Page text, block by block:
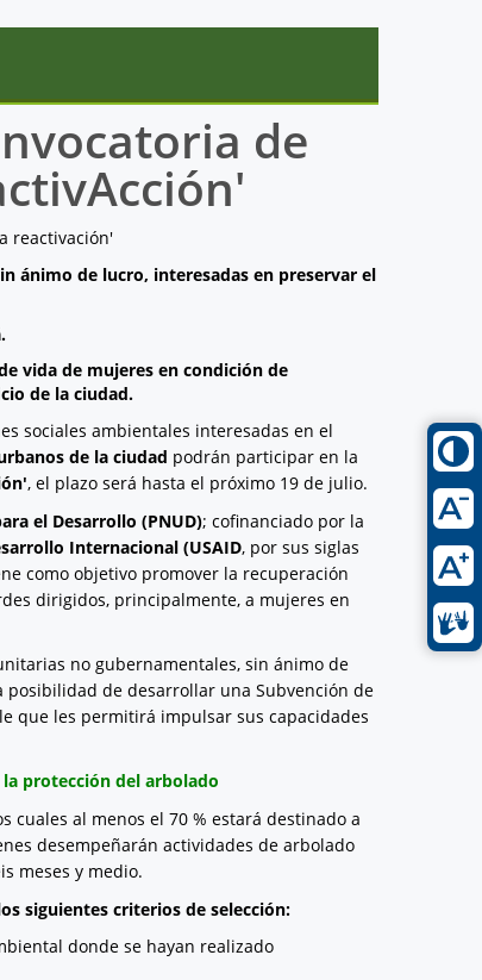
de
ánimo de lucro, interesadas en preservar el
vida de mujeres en condición de
de la ciudad.
sociales ambientales interesadas en el
de la ciudad podrán participar en la
, el plazo será hasta el próximo 19 de julio.
el Desarrollo (PNUD); cofinanciado por la
Internacional (USAID, por sus siglas
como objetivo promover la recuperación
dirigidos, principalmente, a mujeres en
no gubernamentales, sin ánimo de
posibilidad de desarrollar una Subvención de
que les permitirá impulsar sus capacidades
protección del arbolado
cuales al menos el 70 % estará destinado a
desempeñarán actividades de arbolado
meses y medio.
siguientes criterios de selección:
donde se hayan realizado